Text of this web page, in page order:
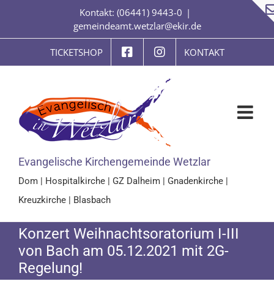
springen
Kontakt: (06441) 9443-0 |
gemeindeamt.wetzlar@ekir.de
TICKETSHOP KONTAKT
Evangelische Kirchengemeinde Wetzlar
Dom | Hospitalkirche | GZ Dalheim | Gnadenkirche |
Kreuzkirche | Blasbach
Konzert Weihnachtsoratorium I-III
von Bach am 05.12.2021 mit 2G-
Regelung!